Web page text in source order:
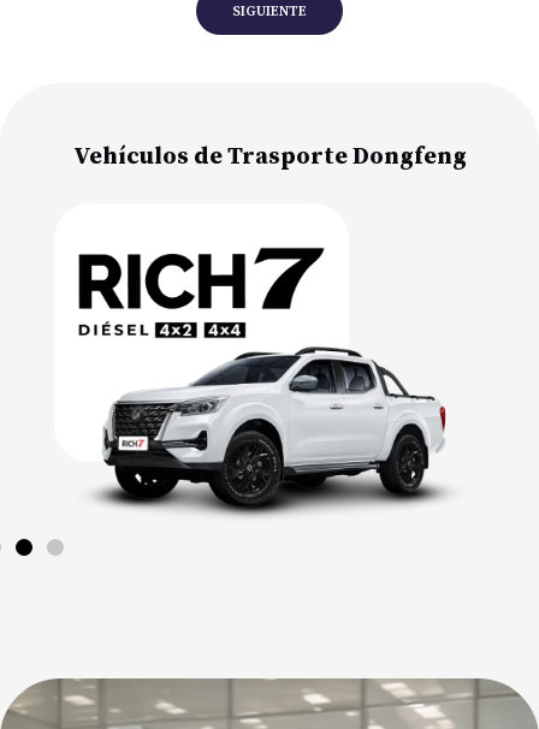
SIGUIENTE
Vehículos de Trasporte Dongfeng